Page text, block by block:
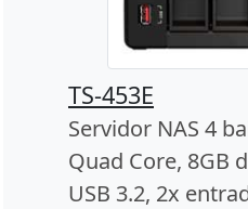
TS-453E
Servidor NAS 4
Quad Core, 8GB
USB 3.2, 2x